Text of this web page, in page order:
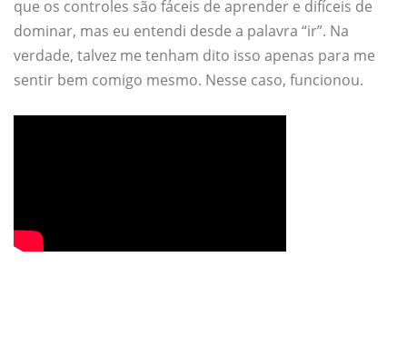
que os controles são fáceis de aprender e difíceis de
dominar, mas eu entendi desde a palavra “ir”. Na
verdade, talvez me tenham dito isso apenas para me
sentir bem comigo mesmo. Nesse caso, funcionou.